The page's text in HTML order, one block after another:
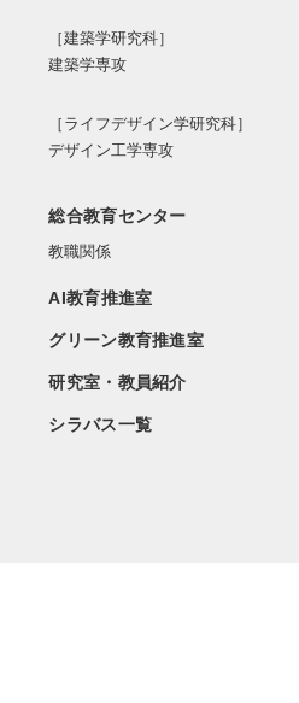
［建築学研究科］
建築学専攻
［ライフデザイン学研究科］
デザイン工学専攻
総合教育センター
教職関係
AI教育推進室
グリーン教育推進室
研究室・教員紹介
シラバス一覧